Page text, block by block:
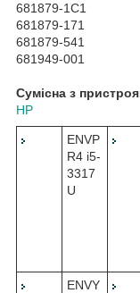
681879-1C1
681879-171
681879-541
681949-001
Сумісна з
HP
ENVP
R4 i5-
3317
U
ENVY